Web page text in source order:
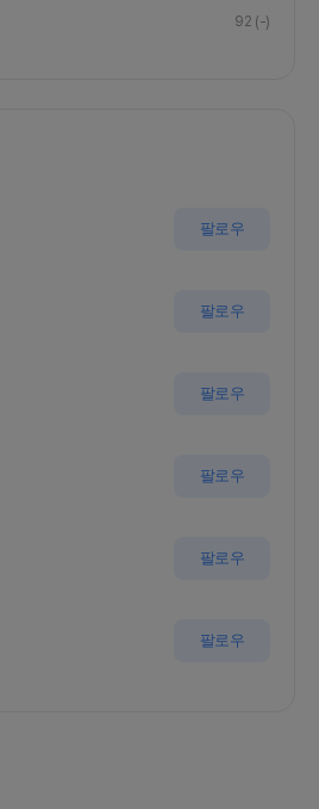
92 (-)
팔로우
팔로우
팔로우
팔로우
팔로우
팔로우